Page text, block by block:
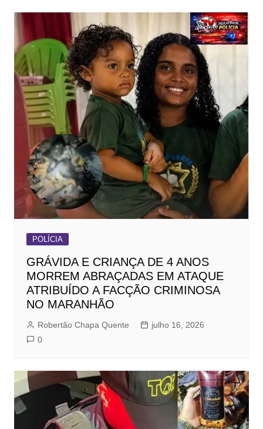
POLÍCIA
GRÁVIDA E CRIANÇA DE 4 ANOS
MORREM ABRAÇADAS EM ATAQUE
ATRIBUÍDO A FACÇÃO CRIMINOSA
NO MARANHÃO
Robertão Chapa Quente
julho 16, 2026
0